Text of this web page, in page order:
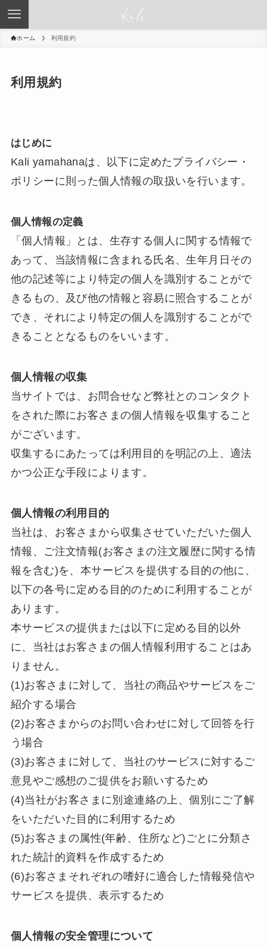
ホーム 利用規約
利用規約
はじめに
Kali yamahanaは、以下に定めたプライバシー・
ポリシーに則った個人情報の取扱いを行います。
個人情報の定義
「個人情報」とは、生存する個人に関する情報で
あって、当該情報に含まれる氏名、生年月日その
他の記述等により特定の個人を識別することがで
きるもの、及び他の情報と容易に照合することが
でき、それにより特定の個人を識別することがで
きることとなるものをいいます。
個人情報の収集
当サイトでは、お問合せなど弊社とのコンタクト
をされた際にお客さまの個人情報を収集すること
がございます。
収集するにあたっては利用目的を明記の上、適法
かつ公正な手段によります。
個人情報の利用目的
当社は、お客さまから収集させていただいた個人
情報、ご注文情報(お客さまの注文履歴に関する情
報を含む)を、本サービスを提供する目的の他に、
以下の各号に定める目的のために利用することが
あります。
本サービスの提供または以下に定める目的以外
に、当社はお客さまの個人情報利用することはあ
りません。
(1)お客さまに対して、当社の商品やサービスをご
紹介する場合
(2)お客さまからのお問い合わせに対して回答を行
う場合
(3)お客さまに対して、当社のサービスに対するご
意見やご感想のご提供をお願いするため
(4)当社がお客さまに別途連絡の上、個別にご了解
をいただいた目的に利用するため
(5)お客さまの属性(年齢、住所など)ごとに分類さ
れた統計的資料を作成するため
(6)お客さまそれぞれの嗜好に適合した情報発信や
サービスを提供、表示するため
個人情報の安全管理について